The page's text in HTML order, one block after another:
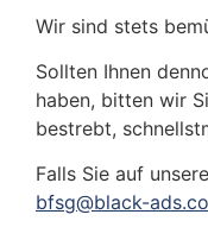
Wir sind stets
Sollten Ihnen
haben, bitten wir
bestrebt,
Falls Sie auf
bfsg@black-